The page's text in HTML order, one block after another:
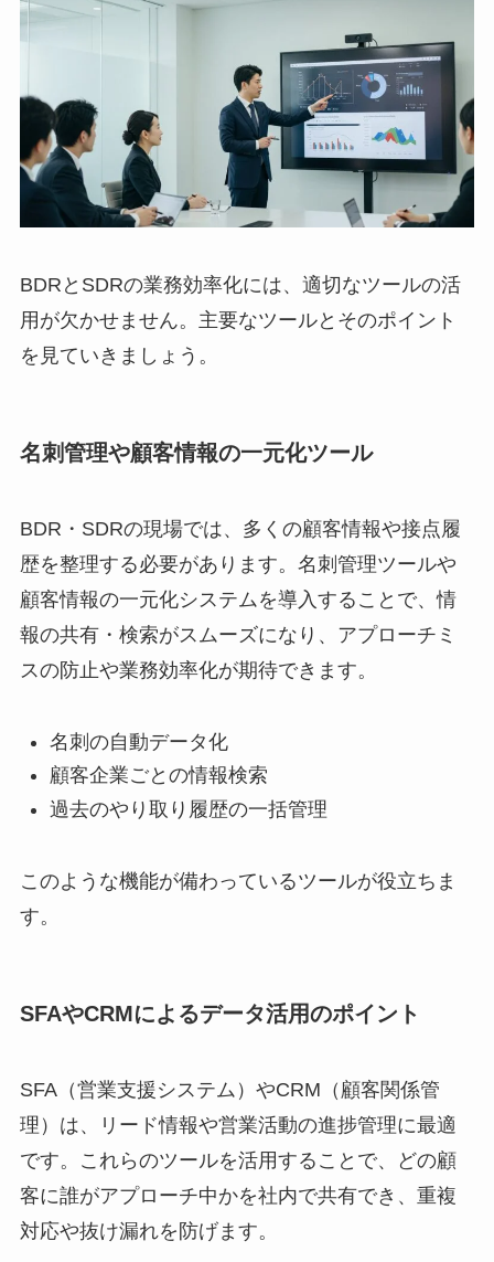
BDRとSDRの業務効率化には、適切なツールの活
用が欠かせません。主要なツールとそのポイント
を見ていきましょう。
名刺管理や顧客情報の一元化ツール
BDR・SDRの現場では、多くの顧客情報や接点履
歴を整理する必要があります。名刺管理ツールや
顧客情報の一元化システムを導入することで、情
報の共有・検索がスムーズになり、アプローチミ
スの防止や業務効率化が期待できます。
名刺の自動データ化
顧客企業ごとの情報検索
過去のやり取り履歴の一括管理
このような機能が備わっているツールが役立ちま
す。
SFAやCRMによるデータ活用のポイント
SFA（営業支援システム）やCRM（顧客関係管
理）は、リード情報や営業活動の進捗管理に最適
です。これらのツールを活用することで、どの顧
客に誰がアプローチ中かを社内で共有でき、重複
対応や抜け漏れを防げます。